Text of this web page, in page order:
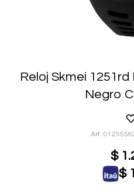
Reloj Skmei
Negro
$
$